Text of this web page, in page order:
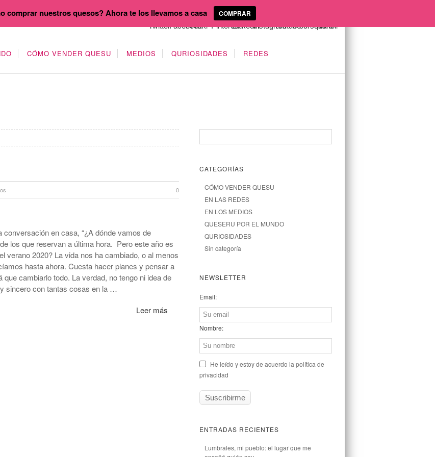
CÓMO VENDER QUESU MEDIOS QURIOSIDADES REDES
0
en casa, “¿A dónde vamos de
los que reservan a última hora. Pero este año es
verano 2020? La vida nos ha cambiado, o al menos
hasta ahora. Cuesta hacer planes y pensar a
cambiarlo todo. La verdad, no tengo ni idea de
sincero con tantas cosas en la …
Leer más
CATEGORÍAS
CÓMO VENDER QUESU
EN LAS REDES
EN LOS MEDIOS
QUESERU POR EL MUNDO
QURIOSIDADES
Sin categoría
NEWSLETTER
Email:
Nombre:
He leído y estoy de acuerdo la política de
privacidad
ENTRADAS RECIENTES
Lumbrales, mi pueblo: el lugar que me
comprar nuestros quesos? Ahora te los llevamos a casa COMPRAR